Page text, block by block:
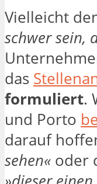
Vielleicht
schwer sein,
das
formuliert.
und Porto
darauf
sehen« oder